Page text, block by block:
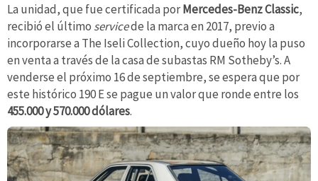
La unidad, que fue certificada porMercedes-Benz Classic,
recibió el último servicede la marca en 2017, previo a
incorporarse a The Iseli Collection, cuyo dueño hoy la puso
en venta a través de la casa de subastas RM Sotheby’s. A
venderse el próximo 16 de septiembre, se espera que por
este histórico 190 E se pague un valor que ronde entre los
455.000 y 570.000 dólares.